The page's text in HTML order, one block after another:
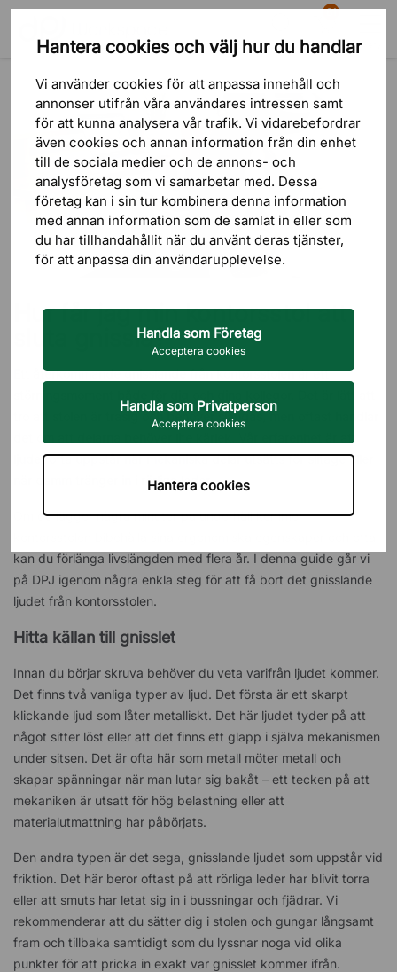
Hantera cookies och välj hur du handlar
Vi använder cookies för att anpassa innehåll och
annonser utifrån våra användares intressen samt
för att kunna analysera vår trafik. Vi vidarebefordrar
även cookies och annan information från din enhet
till de sociala medier och de annons- och
analysföretag som vi samarbetar med. Dessa
företag kan i sin tur kombinera denna information
med annan information som de samlat in eller som
du har tillhandahållit när du använt deras tjänster,
för att anpassa din användarupplevelse.
Handla som Företag
Acceptera cookies
Handla som Privatperson
Acceptera cookies
Hantera cookies
Sök
81
Varukorg Meny
Hur får jag min kontorsstol att
sluta gnissla?
Ett återkommande gnisslande från kontorsstolen är ett
tro att stolen är trasig och behöver slängas, men oftast handlar
det om att delarna behöver lite kärlek. Vår erfarenhet är att
ljudet ofta uppstår när mekaniska delar utsätts för slitage eller
när damm tränger in i rörliga leder.
Om du lägger några minuter på underhåll kommer
kan du förlänga livslängden med flera år. I denna guide går vi
på DPJ igenom några enkla steg för att få bort det gnisslande
ljudet från kontorsstolen.
Hitta källan till gnisslet
Innan du börjar skruva behöver du veta varifrån ljudet kommer.
Det finns två vanliga typer av ljud. Det första är ett skarpt
klickande ljud som låter metalliskt. Det här ljudet tyder på att
något sitter löst eller att det finns ett glapp i själva mekanismen
under sitsen. Det är ofta här som metall möter metall och
skapar spänningar när man lutar sig bakåt – ett tecken på att
mekaniken är utsatt för hög belastning eller att
materialutmattning har påbörjats.
Den andra typen är det sega, gnisslande ljudet som uppstår vid
friktion. Det här beror oftast på att rörliga leder har blivit torra
eller att smuts har letat sig in i bussningar och fjädrar. Vi
rekommenderar att du sätter dig i stolen och gungar långsamt
fram och tillbaka samtidigt som du lyssnar noga vid olika
punkter för att pricka in exakt var gnisslet kommer ifrån.